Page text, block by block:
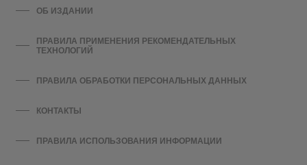
ОБ ИЗДАНИИ
ПРАВИЛА ПРИМЕНЕНИЯ РЕКОМЕНДАТЕЛЬНЫХ
ТЕХНОЛОГИЙ
ПРАВИЛА ОБРАБОТКИ ПЕРСОНАЛЬНЫХ ДАННЫХ
КОНТАКТЫ
ПРАВИЛА ИСПОЛЬЗОВАНИЯ ИНФОРМАЦИИ